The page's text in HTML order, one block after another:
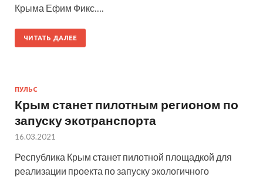
Крыма Ефим Фикс….
ЧИТАТЬ ДАЛЕЕ
ПУЛЬС
Крым станет пилотным регионом по
запуску экотранспорта
16.03.2021
Республика Крым станет пилотной площадкой для
реализации проекта по запуску экологичного